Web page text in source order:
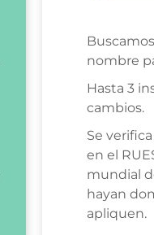
nombre
Hasta 3
cambios.
Se
en el
mundial
hayan
apliquen.